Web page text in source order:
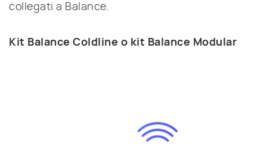
collegati a Balance.
Kit Balance Coldline o kit Balance Modular